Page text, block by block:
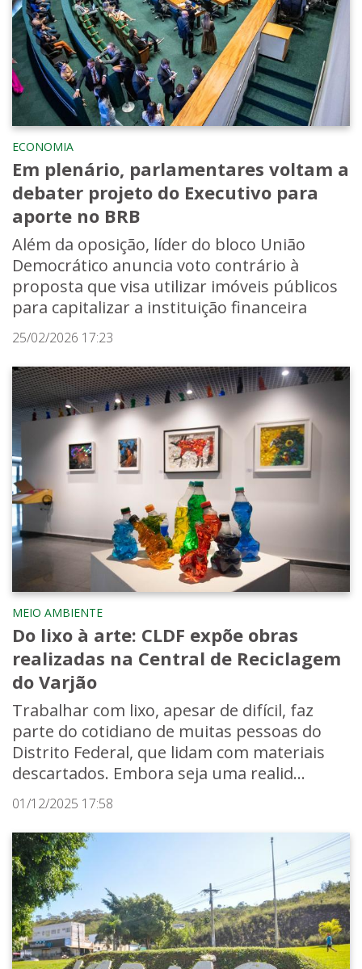
ECONOMIA
Em plenário, parlamentares voltam a
debater projeto do Executivo para
aporte no BRB
Além da oposição, líder do bloco União
Democrático anuncia voto contrário à
proposta que visa utilizar imóveis públicos
para capitalizar a instituição financeira
25/02/2026 17:23
MEIO AMBIENTE
Do lixo à arte: CLDF expõe obras
realizadas na Central de Reciclagem
do Varjão
Trabalhar com lixo, apesar de difícil, faz
parte do cotidiano de muitas pessoas do
Distrito Federal, que lidam com materiais
descartados. Embora seja uma realid...
01/12/2025 17:58